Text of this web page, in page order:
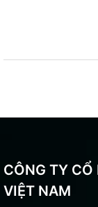
CÔNG TY
VIỆT NAM